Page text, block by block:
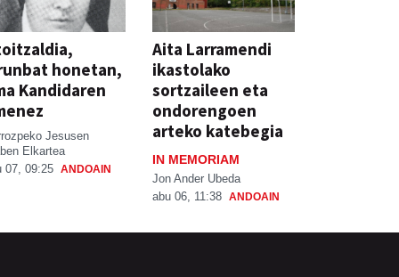
honetan,
Kandidaren
Jesusen
Elkartea
07, 09:25 ANDOAIN
Aita Larramendi
ikastolako
sortzaileen eta
ondorengoen
arteko katebegia
IN MEMORIAM
Jon Ander Ubeda
abu 06, 11:38 ANDOAIN